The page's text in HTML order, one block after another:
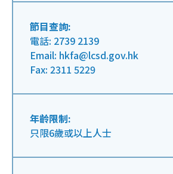
節目查詢:
電話: 2739 2139
Email: hkfa@lcsd.gov.hk
Fax: 2311 5229
年齡限制:
只限6歲或以上人士